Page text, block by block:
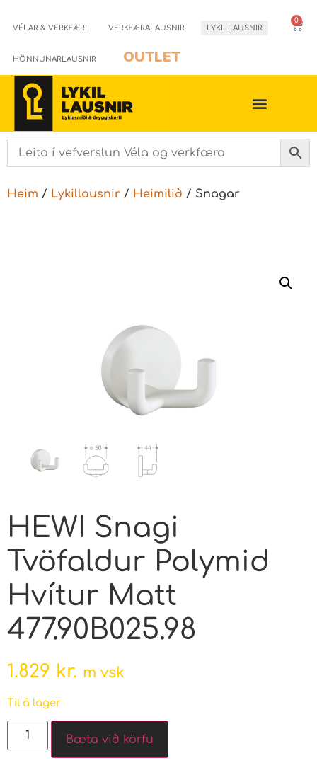
VÉLAR & VERKFÆRI VERKFÆRALAUSNIR LYKILLAUSNIR
HÖNNUNARLAUSNIR OUTLET
0
Heim / Lykillausnir / Heimilið / Snagar
HEWI Snagi
Tvöfaldur Polymid
Hvítur Matt
477.90B025.98
1.829 kr. m vsk
Til á lager
Bæta við körfu